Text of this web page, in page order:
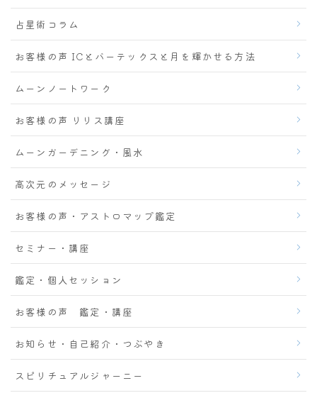
占星術コラム
お客様の声 ICとバーテックスと月を輝かせる方法
ムーンノートワーク
お客様の声 リリス講座
ムーンガーデニング・風水
高次元のメッセージ
お客様の声・アストロマップ鑑定
セミナー・講座
鑑定・個人セッション
お客様の声 鑑定・講座
お知らせ・自己紹介・つぶやき
スピリチュアルジャーニー